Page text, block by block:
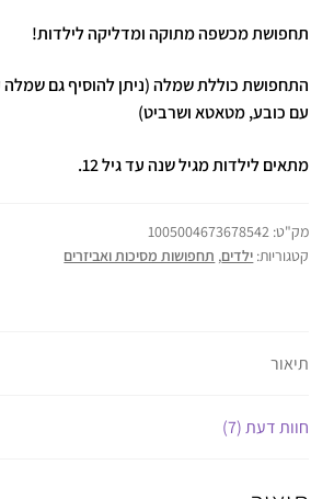
תחפושת מכשפה מתוקה ומדליקה לילדות!
התחפושת כוללת שמלה (ניתן להוסיף גם
עם כובע, מטאטא ושרביט)
מתאים לילדות מגיל שנה עד גיל 12.
מק"ט: 1005004673678542
קטגוריות: ילדים, תחפושות מסיכות ואביזרים
תיאור
חוות דעת (7)